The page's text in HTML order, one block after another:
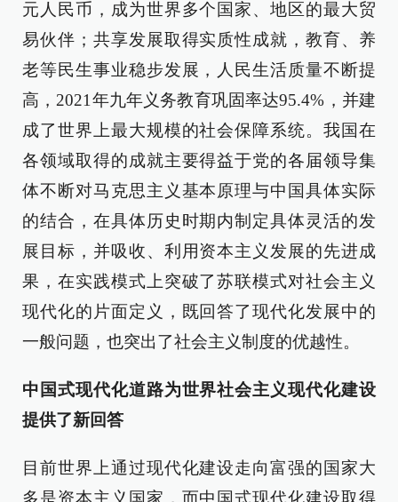
元人民币，成为世界多个国家、地区的最大贸
易伙伴；共享发展取得实质性成就，教育、养
老等民生事业稳步发展，人民生活质量不断提
高，2021年九年义务教育巩固率达95.4%，并建
成了世界上最大规模的社会保障系统。我国在
各领域取得的成就主要得益于党的各届领导集
体不断对马克思主义基本原理与中国具体实际
的结合，在具体历史时期内制定具体灵活的发
展目标，并吸收、利用资本主义发展的先进成
果，在实践模式上突破了苏联模式对社会主义
现代化的片面定义，既回答了现代化发展中的
一般问题，也突出了社会主义制度的优越性。
中国式现代化道路为世界社会主义现代化建设
提供了新回答
目前世界上通过现代化建设走向富强的国家大
多是资本主义国家，而中国式现代化建设取得